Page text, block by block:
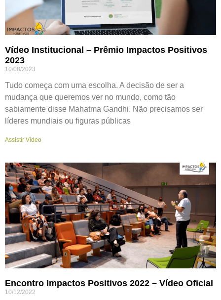
Vídeo Institucional – Prêmio Impactos Positivos
2023
10/08/2023
Tudo começa com uma escolha. A decisão de ser a
mudança que queremos ver no mundo, como tão
sabiamente disse Mahatma Gandhi. Não precisamos ser
líderes mundiais ou figuras públicas
Assistir Vídeo
Encontro Impactos Positivos 2022 – Vídeo Oficial
10/12/2022